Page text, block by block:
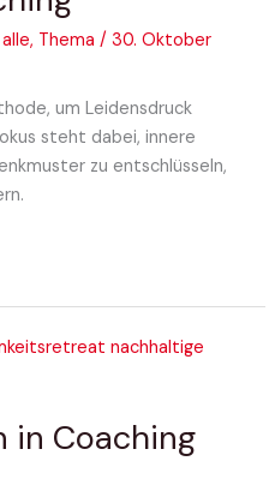
alle, Thema /30. Oktober
um Leidensdruck
steht dabei, innere
zu entschlüsseln,
in Coaching